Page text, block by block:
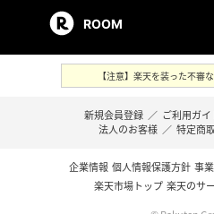
ROOM
【注意】楽天を装った不審
新規会員登録 ／ ご利用ガイ
法人のお客様 ／ 特定商
企業情報 個人情報保護方針 事
楽天市場トップ 楽天のサ